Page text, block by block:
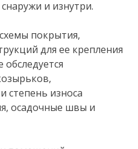
и изнутри.
покрытия,
для ее крепления
степень износа
осадочные швы и